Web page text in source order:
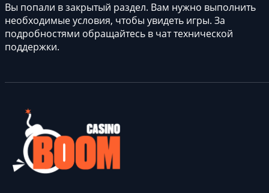
Вы попали в закрытый раздел. Вам нужно выполнить
необходимые условия, чтобы увидеть игры. За
подробностями обращайтесь в чат технической
поддержки.